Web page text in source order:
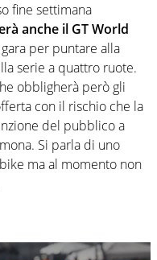
fine settimana
anche il GT World
per puntare alla
serie a quattro ruote.
obbligherà però gli
con il rischio che la
del pubblico a
Si parla di uno
ma al momento non